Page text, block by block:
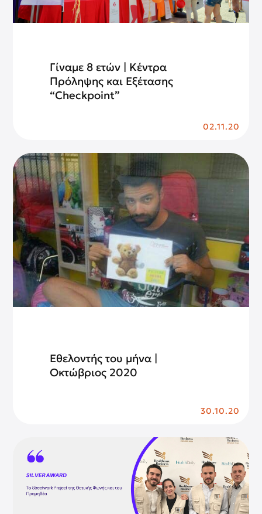
Γίναμε 8 ετών | Kέντρα
Πρόληψης και Εξέτασης
“Checkpoint”
02.11.20
Εθελοντής του μήνα |
Οκτώβριος 2020
30.10.20